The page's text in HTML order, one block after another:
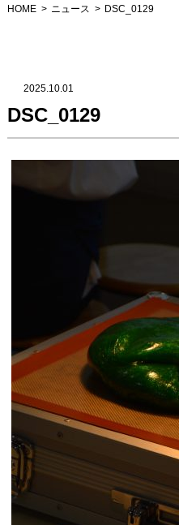
HOME ニュース DSC_0129
2025.10.01
DSC_0129